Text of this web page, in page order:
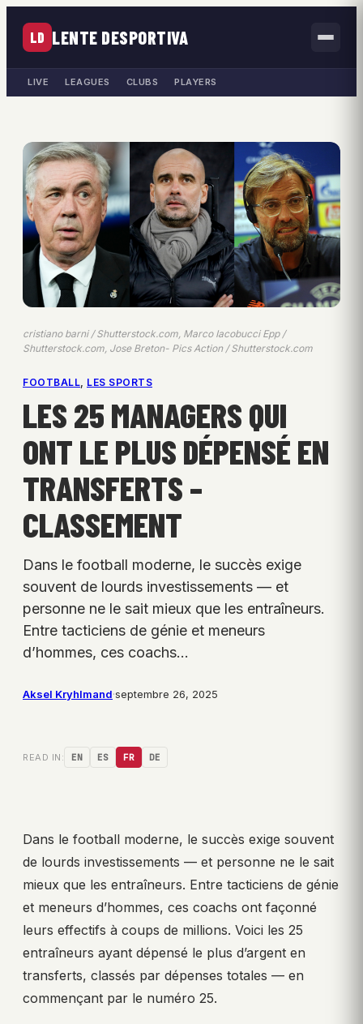
LD LENTE DESPORTIVA
LIVE LEAGUES CLUBS PLAYERS
cristiano barni / Shutterstock.com, Marco Iacobucci Epp /
Shutterstock.com, Jose Breton- Pics Action / Shutterstock.com
FOOTBALL, LES SPORTS
LES 25 MANAGERS QUI
ONT LE PLUS DÉPENSÉ EN
TRANSFERTS –
CLASSEMENT
Dans le football moderne, le succès exige
souvent de lourds investissements — et
personne ne le sait mieux que les entraîneurs.
Entre tacticiens de génie et meneurs
d’hommes, ces coachs…
Aksel Kryhlmand·septembre 26, 2025
READ IN: EN ES FR DE
Dans le football moderne, le succès exige souvent
de lourds investissements — et personne ne le sait
mieux que les entraîneurs. Entre tacticiens de génie
et meneurs d’hommes, ces coachs ont façonné
leurs effectifs à coups de millions. Voici les 25
entraîneurs ayant dépensé le plus d’argent en
transferts, classés par dépenses totales — en
commençant par le numéro 25.